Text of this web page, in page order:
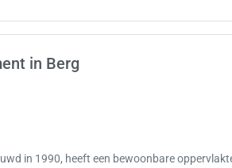
in Berg
in 1990, heeft een bewoonbare